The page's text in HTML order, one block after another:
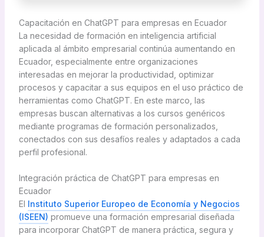
Capacitación en ChatGPT para empresas en Ecuador
La necesidad de formación en inteligencia artificial
aplicada al ámbito empresarial continúa aumentando en
Ecuador, especialmente entre organizaciones
interesadas en mejorar la productividad, optimizar
procesos y capacitar a sus equipos en el uso práctico de
herramientas como ChatGPT. En este marco, las
empresas buscan alternativas a los cursos genéricos
mediante programas de formación personalizados,
conectados con sus desafíos reales y adaptados a cada
perfil profesional.
Integración práctica de ChatGPT para empresas en
Ecuador
El Instituto Superior Europeo de Economía y Negocios
(ISEEN) promueve una formación empresarial diseñada
para incorporar ChatGPT de manera práctica, segura y